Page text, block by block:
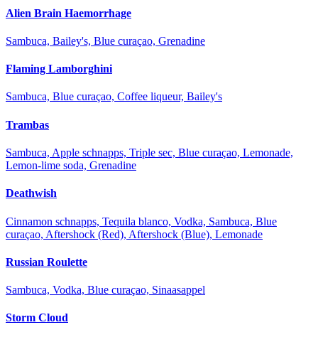
Alien Brain Haemorrhage
Sambuca, Bailey's, Blue curaçao, Grenadine
Flaming Lamborghini
Sambuca, Blue curaçao, Coffee liqueur, Bailey's
Trambas
Sambuca, Apple schnapps, Triple sec, Blue curaçao, Lemonade,
Lemon-lime soda, Grenadine
Deathwish
Cinnamon schnapps, Tequila blanco, Vodka, Sambuca, Blue
curaçao, Aftershock (Red), Aftershock (Blue), Lemonade
Russian Roulette
Sambuca, Vodka, Blue curaçao, Sinaasappel
Storm Cloud